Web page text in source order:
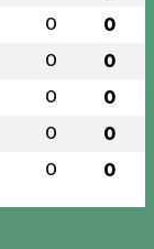
0 0
0 0
0 0
0 0
0 0